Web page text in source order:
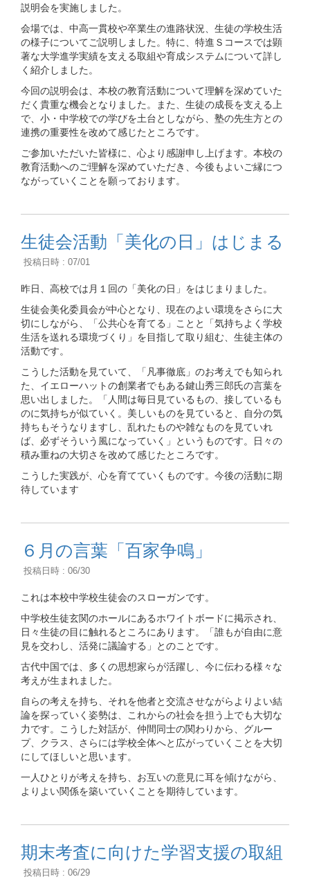
説明会を実施しました。
会場では、中高一貫校や卒業生の進路状況、生徒の学校生活
の様子についてご説明しました。特に、特進Ｓコースでは顕
著な大学進学実績を支える取組や育成システムについて詳し
く紹介しました。
今回の説明会は、本校の教育活動について理解を深めていた
だく貴重な機会となりました。また、生徒の成長を支える上
で、小・中学校での学びを土台としながら、塾の先生方との
連携の重要性を改めて感じたところです。
ご参加いただいた皆様に、心より感謝申し上げます。本校の
教育活動へのご理解を深めていただき、今後もよいご縁につ
ながっていくことを願っております。
生徒会活動「美化の日」はじまる
投稿日時 : 07/01
昨日、高校では月１回の「美化の日」をはじまりました。
生徒会美化委員会が中心となり、現在のよい環境をさらに大
切にしながら、「公共心を育てる」ことと「気持ちよく学校
生活を送れる環境づくり」を目指して取り組む、生徒主体の
活動です。
こうした活動を見ていて、「凡事徹底」のお考えでも知られ
た、イエローハットの創業者でもある鍵山秀三郎氏の言葉を
思い出しました。「人間は毎日見ているもの、接しているも
のに気持ちが似ていく。美しいものを見ていると、自分の気
持ちもそうなりますし、乱れたものや雑なものを見ていれ
ば、必ずそういう風になっていく」というものです。日々の
積み重ねの大切さを改めて感じたところです。
こうした実践が、心を育てていくものです。今後の活動に期
待しています
６月の言葉「百家争鳴」
投稿日時 : 06/30
これは本校中学校生徒会のスローガンです。
中学校生徒玄関のホールにあるホワイトボードに掲示され、
日々生徒の目に触れるところにあります。「誰もが自由に意
見を交わし、活発に議論する」とのことです。
古代中国では、多くの思想家らが活躍し、今に伝わる様々な
考えが生まれました。
自らの考えを持ち、それを他者と交流させながらよりよい結
論を探っていく姿勢は、これからの社会を担う上でも大切な
力です。こうした対話が、仲間同士の関わりから、グルー
プ、クラス、さらには学校全体へと広がっていくことを大切
にしてほしいと思います。
一人ひとりが考えを持ち、お互いの意見に耳を傾けながら、
よりよい関係を築いていくことを期待しています。
期末考査に向けた学習支援の取組
投稿日時 : 06/29